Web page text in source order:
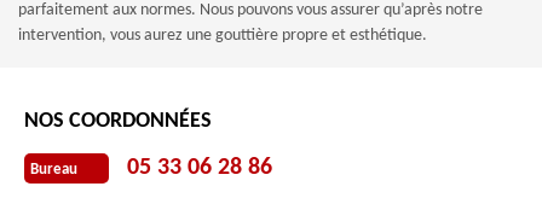
parfaitement aux normes. Nous pouvons vous assurer qu’après notre
intervention, vous aurez une gouttière propre et esthétique.
NOS COORDONNÉES
Bureau 05 33 06 28 86